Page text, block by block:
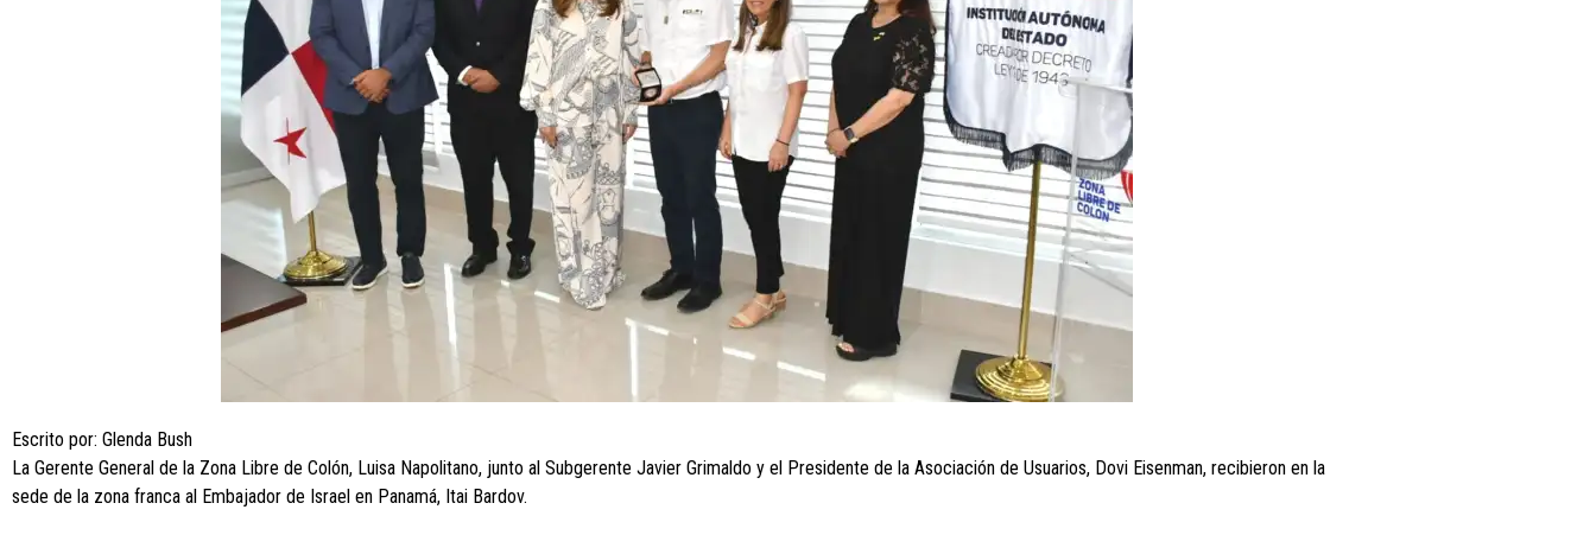
Escrito por: Glenda Bush
La Gerente General de la Zona Libre de Colón, Luisa Napolitano, junto al Subgerente Javier Grimaldo y el Presidente de la Asociación de Usuarios, Dovi Eisenman, recibieron en la
sede de la zona franca al Embajador de Israel en Panamá, Itai Bardov.